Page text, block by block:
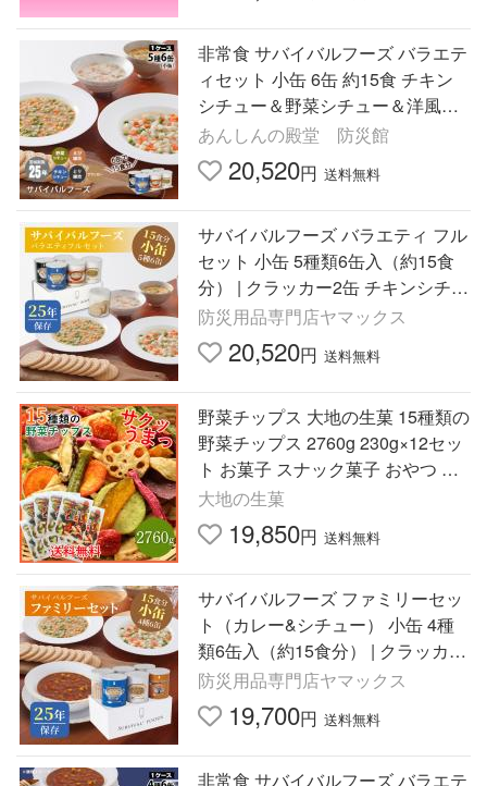
非常食 サバイバルフーズ バラエテ
ィセット 小缶 6缶 約15食 チキン
シチュー＆野菜シチュー＆洋風と
り雑炊＆洋風えび雑炊&クラッカ
ー
あんしんの殿堂 防災館
20,520円 送料無料
サバイバルフーズ バラエティ フル
セット 小缶 5種類6缶入（約15食
分） | クラッカー2缶 チキンシチュ
ー1缶 野菜シチュー1缶 とり雑炊1
缶 えび雑炊1缶
防災用品専門店ヤマックス
20,520円 送料無料
野菜チップス 大地の生菓 15種類の
野菜チップス 2760g 230g×12セッ
ト お菓子 スナック菓子 おやつ 爆
買 お中元 夏ギフト お菓子 プレゼ
ント
大地の生菓
19,850円 送料無料
サバイバルフーズ ファミリーセッ
ト（カレー&シチュー） 小缶 4種
類6缶入（約15食分） | クラッカー
3缶 チキンシチュー1缶 野菜シチュ
ー1缶 チキンカレー1缶
防災用品専門店ヤマックス
19,700円 送料無料
非常食 サバイバルフーズ バラエテ